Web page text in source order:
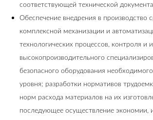
соответствующей технической
Обеспечение внедрения в производство
комплексной механизации и
технологических процессов, контроля и
высокопроизводительного
безопасного оборудования
уровня; разработки нормативов
норм расхода материалов на их
последующее осуществление экономии,